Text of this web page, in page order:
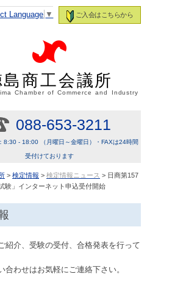
ご入会はこちらから
Language ▼
島商工会議所
Chamber of Commerce and Industry
088-653-3211
8:30 - 18:00 （月曜日～金曜日）・FAXは24時間
受付けております
> 検定情報 > 検定情報ニュース > 日商第157
験」インターネット申込受付開始
紹介、受験の受付、合格発表を行って
合わせはお気軽にご連絡下さい。